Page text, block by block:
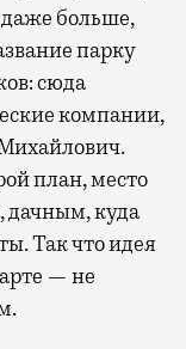
больше,
парку
сюда
компании,
план, место
дачным, куда
Так что идея
— не